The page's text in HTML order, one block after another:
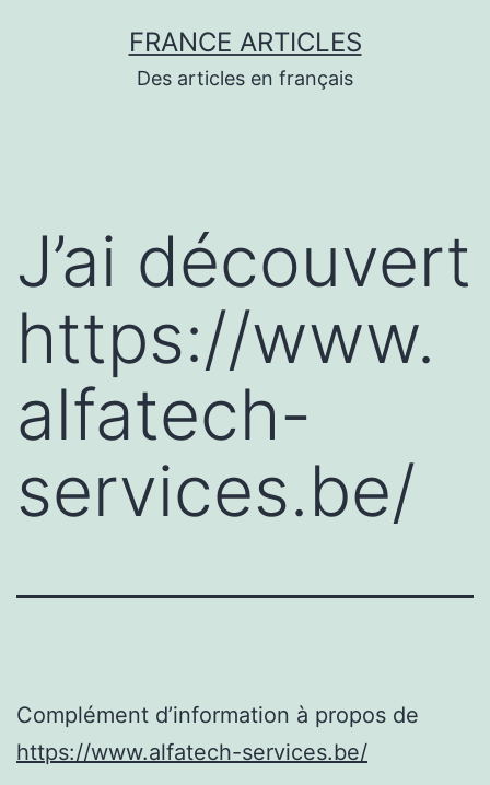
FRANCE ARTICLES
Des articles en français
J’ai découvert
https://www.
alfatech-
services.be/
Complément d’information à propos de
https://www.alfatech-services.be/